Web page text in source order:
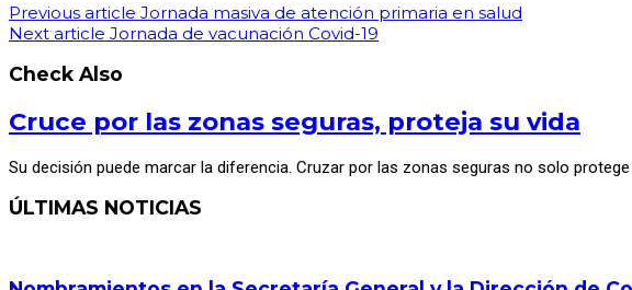
Previous article Jornada masiva de atención primaria en salud
Next article Jornada de vacunación Covid-19
Check Also
Cruce por las zonas seguras, proteja su vida
Su decisión puede marcar la diferencia. Cruzar por las zonas seguras no solo
ÚLTIMAS NOTICIAS